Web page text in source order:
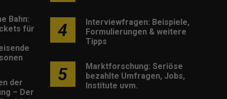
Bahn:
für
der
– Der
4
Interviewfragen: Beispiele,
Formulierungen & weitere
Tipps
5
Marktforschung: Seriöse
bezahlte Umfragen, Jobs,
Institute uvm.